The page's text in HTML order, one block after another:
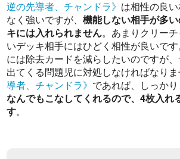
逆の先導者、チャンドラ》 は相性の良
なく強いですが、機能しない相手が多
キには入れられません。あまりクリー
いデッキ相手にはひどく相性が良いで
には除去カードを減らしたいのですが
出てくる問題児に対処しなければなりま
導者、チャンドラ》 であれば、しっかり
なんでもこなしてくれるので、4枚入れ
す。